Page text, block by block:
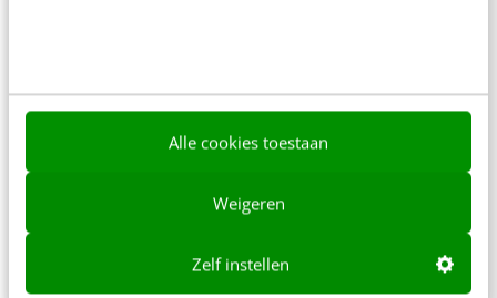
Alle cookies toestaan
Weigeren
Zelf instellen
SOCIAL
Word met jouw social account onmisbaar
voor jouw ideale klant [5 content-tips]
In een overvolle tijdlijn is het heel verleidelijk om te
doen wat iedereen doet, maar precies daarom val